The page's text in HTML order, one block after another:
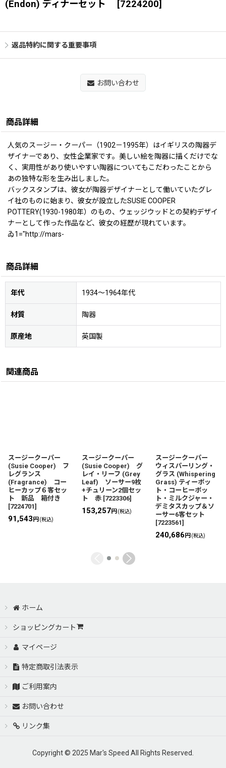
(Endon) ディナーセット
[7224200]
返品特約に関する重要事項
お問い合わせ
商品詳細
人気のスージー・クーパー（1902－1995年）はイギリスの陶器デ
ザイナーであり、女性企業家です。美しい絵を陶器に描くだけでな
く、実用性があり使いやすい陶器についてもこだわったことから
あの独特な形を生み出しました。
バックスタンプは、彼女が陶器デザイナーとして働いていたグレ
イ社のものに始まり、彼女が設立したSUSIE COOPER
POTTERY(1930-1980年）のもの、ウェッジウッドとの契約デザイ
ナーとして作った作品など、彼女の経歴が現れています。
ゐ1="http://mars-
商品詳細
年代 1934〜1964年代
材質 陶器
原産地 英国製
関連商品
スージークーパー
(Susie Cooper) フ
レグランス
(Fragrance) コー
ヒーカップ６客セッ
ト 新品 箱付き
[7224701]
91,543 円 (税込)
スージークーパー
(Susie Cooper) グ
レイ・リーフ (Grey
Leaf) ソーサー9枚
+チュリーン2個セッ
ト 赤 [7223306]
153,257円 (税込)
スージークーパー
ウィスパーリング・
グラス (Whispering
Grass) ティーポッ
ト・コーヒーポッ
ト・ミルクジャー・
デミタスカップ＆ソ
ーサー6客セット
[7223561]
240,686 円 (税込)
ホーム
ショッピングカート
マイページ
特定商取引法表示
ご利用案内
お問い合わせ
リンク集
Copyright © 2025 Mar's Speed All Rights Reserved.